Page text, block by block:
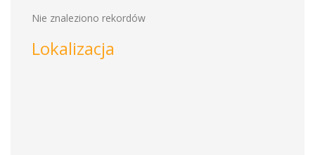
Nie znaleziono rekordów
Lokalizacja